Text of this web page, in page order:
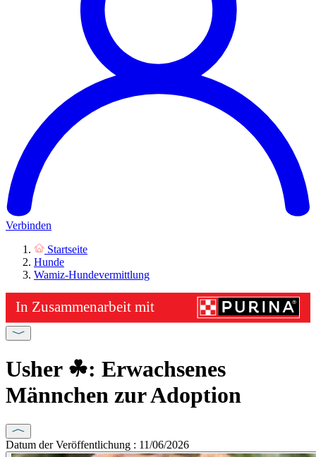
Verbinden
Startseite
Hunde
Wamiz-Hundevermittlung
Usher ☘: Erwachsenes
Männchen zur Adoption
Datum der Veröffentlichung : 11/06/2026